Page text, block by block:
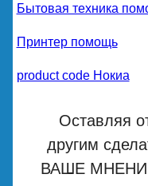
Бытовая техника
Принтер помощь
product code Нокиа
Оставляя
другим
ВАШЕ